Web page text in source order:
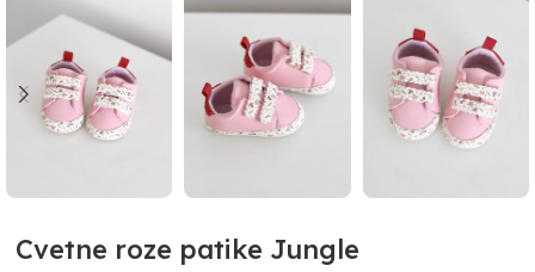
Cvetne roze patike Jungle